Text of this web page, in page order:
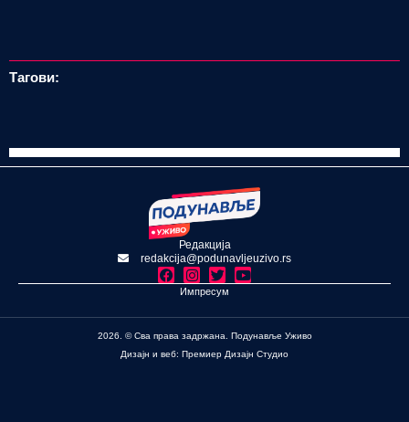
Тагови:
Редакција
redakcija@podunavljeuzivo.rs
Импресум
2026. © Сва права задржана. Подунавље Уживо
Дизајн и веб: Премиер Дизајн Студио